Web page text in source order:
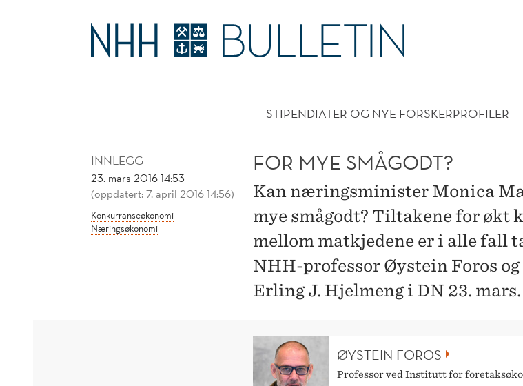
STIPENDIATER OG NYE FORSKERPROFILER
INNLEGG
23. mars 2016 14:53
(oppdatert: 7. april 2016 14:56)
Konkurranseøkonomi
Næringsøkonomi
FOR MYE SMÅGODT?
Kan næringsminister Monica
mye smågodt? Tiltakene for økt
mellom matkjedene er i alle fall
NHH-professor Øystein Foros
Erling J. Hjelmeng i DN 23. mars.
ØYSTEIN FOROS
Professor ved Institutt for